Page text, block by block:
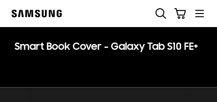
Smart Book Cover - Galaxy Tab S10 FE+